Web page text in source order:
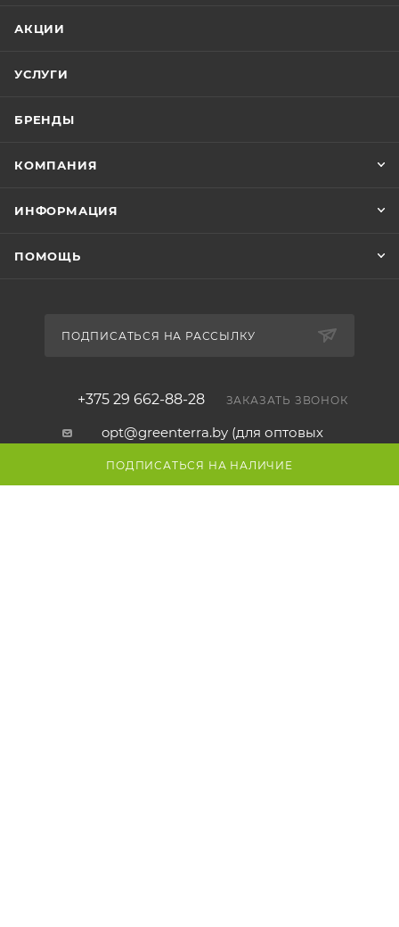
ПОДПИСАТЬСЯ НА НАЛИЧИЕ
АКЦИИ
УСЛУГИ
БРЕНДЫ
КОМПАНИЯ
ИНФОРМАЦИЯ
ПОМОЩЬ
ПОДПИСАТЬСЯ НА РАССЫЛКУ
+375 29 662-88-28 ЗАКАЗАТЬ ЗВОНОК
opt@greenterra.by (для оптовых
заказов)
GreenTerra.by - офис и шоу-рум: